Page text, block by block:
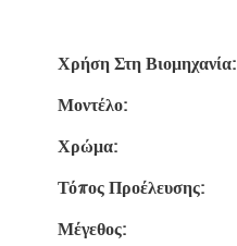
Χρήση Στη Βιομηχανία:
Μοντέλο:
Χρώμα:
Τόπος Προέλευσης:
Μέγεθος: